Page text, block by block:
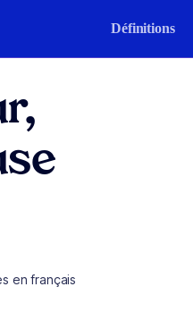
Définitions
en français